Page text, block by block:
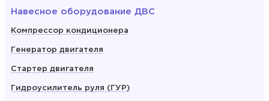
Навесное оборудование ДВС
Компрессор кондиционера
Генератор двигателя
Стартер двигателя
Гидроусилитель руля (ГУР)